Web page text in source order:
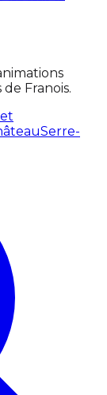
Franois.
Serre-